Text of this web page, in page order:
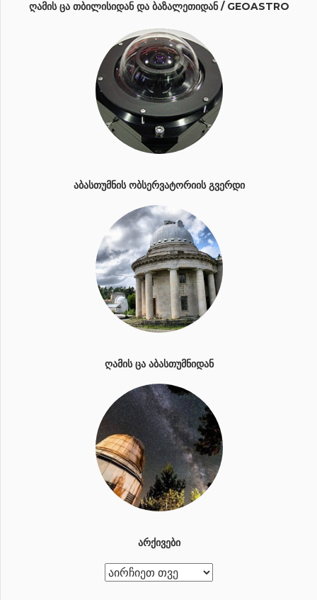
ᲦᲐᲛᲘᲡ ᲪᲐ ᲗᲑᲘᲚᲘᲡᲘᲓᲐᲜ ᲓᲐ ᲑᲐᲖᲐᲚᲔᲗᲘᲓᲐᲜ / GEOASTRO
ᲐᲑᲐᲡᲗᲣᲛᲜᲘᲡ ᲝᲑᲡᲔᲠᲕᲐᲢᲝᲠᲘᲘᲡ ᲒᲕᲔᲠᲓᲘ
ᲦᲐᲛᲘᲡ ᲪᲐ ᲐᲑᲐᲡᲗᲣᲛᲜᲘᲓᲐᲜ
ᲐᲠᲥᲘᲕᲔᲑᲘ
ა